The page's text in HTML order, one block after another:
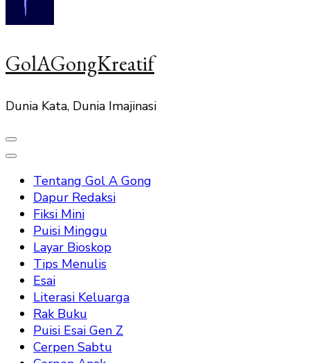
GolAGongKreatif
Dunia Kata, Dunia Imajinasi
Tentang Gol A Gong
Dapur Redaksi
Fiksi Mini
Puisi Minggu
Layar Bioskop
Tips Menulis
Esai
Literasi Keluarga
Rak Buku
Puisi Esai Gen Z
Cerpen Sabtu